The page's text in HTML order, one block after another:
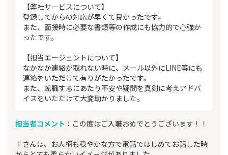
【弊社サービスについて】
登録してからの対応が早くて良かったです。
また、面接時に必要な書類等の作成にも協力的で心強か
ったです。
【担当エージェントについて】
なかなか連絡が取れない時に、メール以外にLINE等にも
連絡をいただけて有りがたかったです。
また、転職するにあたり不安や疑問を真剣に考えアドバ
イスをいただけて大変助かりました。
担当者コメント ：この度はご入職おめでとうございます！！
Ｔさんは、お人柄も穏やかな方で電話ではじめてお話した時